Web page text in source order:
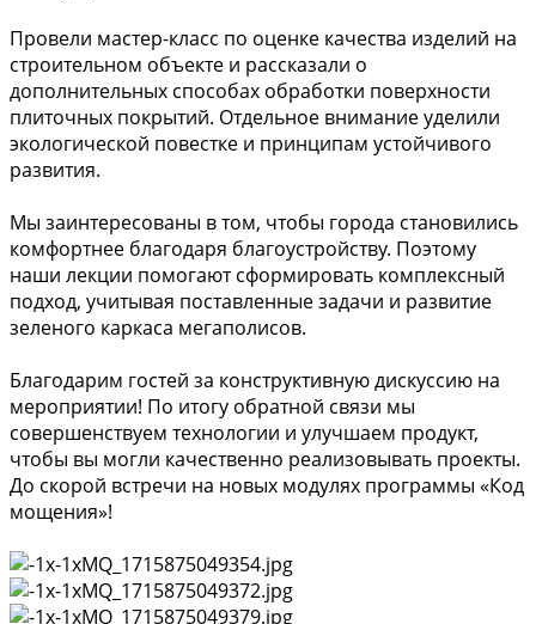
Провели мастер-класс по оценке качества изделий на
строительном объекте и рассказали о
дополнительных способах обработки поверхности
плиточных покрытий. Отдельное внимание уделили
экологической повестке и принципам устойчивого
развития.
Мы заинтересованы в том, чтобы города становились
комфортнее благодаря благоустройству. Поэтому
наши лекции помогают сформировать комплексный
подход, учитывая поставленные задачи и развитие
зеленого каркаса мегаполисов.
Благодарим гостей за конструктивную дискуссию на
мероприятии! По итогу обратной связи мы
совершенствуем технологии и улучшаем продукт,
чтобы вы могли качественно реализовывать проекты.
До скорой встречи на новых модулях программы «Код
мощения»!